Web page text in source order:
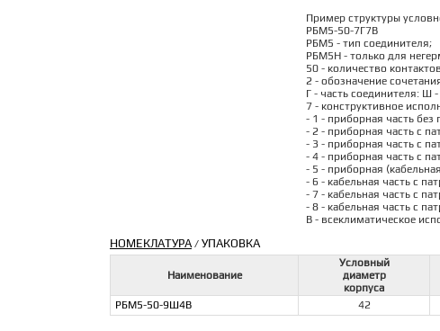
Пример структуры
РБМ5-50-7Г7В
РБМ5 - тип соединителя;
РБМ5Н - только для
50 - количество
2 - обозначение
Г - часть соединителя: Ш
7 - конструктивное
- 1 - приборная часть без
- 2 - приборная часть с
- 3 - приборная часть с
- 4 - приборная часть с
- 5 - приборная
- 6 - кабельная часть с
- 7 - кабельная часть с
- 8 - кабельная часть с
В - всеклиматическое
НОМЕКЛАТУРА/ УПАКОВКА
Наименование
Условный
диаметр
корпуса
РБМ5-50-9Ш4В
42